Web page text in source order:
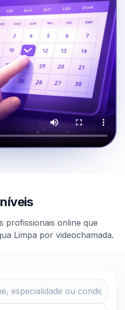
profissionais online que
Limpa por videochamada.